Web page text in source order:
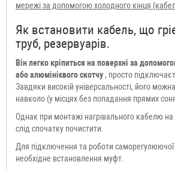
мережі за допомогою холодного кінця
Як встановити кабель, що
труб, резервуарів.
Він легко кріпиться на поверхні за
або алюмінієвого скотчу, просто
Завдяки високій універсальності, його
навколо (у місцях без попадання прямих
Однак при монтажі нагрівального кабелю на
слід спочатку почистити.
Для підключення та роботи саморегулюючої
необхідне встановлення муфт.